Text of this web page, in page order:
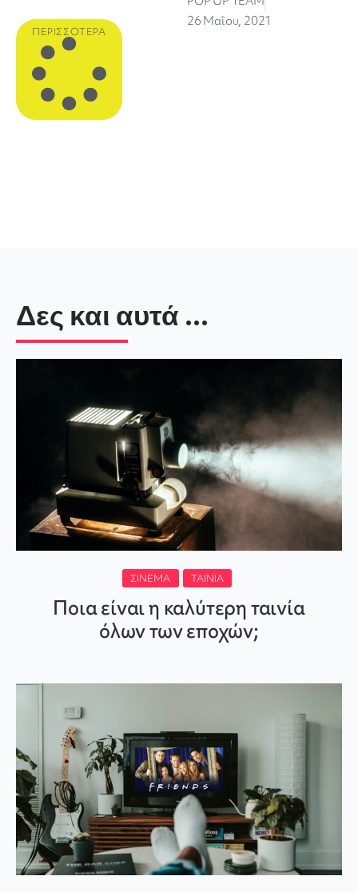
26 Μαΐου, 2021
ΠΕΡΙΣΣΌΤΕΡΑ
Δες και αυτά ...
ΣΙΝΕΜΆ ΤΑΙΝΊΑ
Ποια είναι η καλύτερη ταινία
όλων των εποχών;